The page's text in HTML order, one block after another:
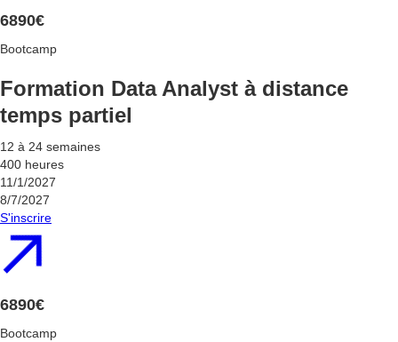
6890€
Bootcamp
Formation Data Analyst à distance
temps partiel
12 à 24 semaines
400 heures
11/1/2027
8/7/2027
S'inscrire
6890€
Bootcamp